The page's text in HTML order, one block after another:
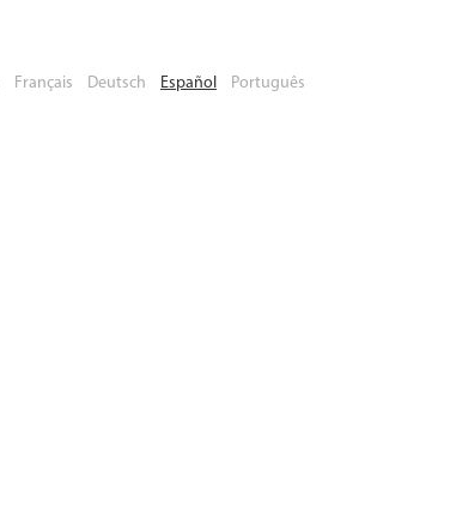
Français Deutsch Español Português